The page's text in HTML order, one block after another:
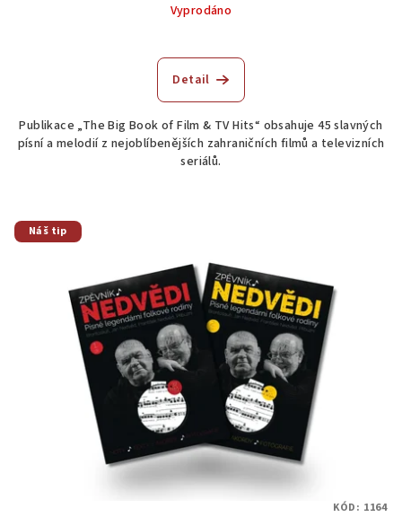
Vyprodáno
Detail
Publikace „The Big Book of Film & TV Hits“ obsahuje 45 slavných
písní a melodií z nejoblíbenějších zahraničních filmů a televizních
seriálů.
Náš tip
KÓD: 1164